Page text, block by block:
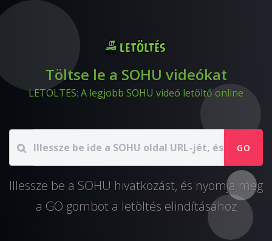
Töltse le a SOHU videókat
LETOLTES: A legjobb SOHU videó letöltő online
GO
Illessze be a SOHU hivatkozást, és nyomja meg
a GO gombot a letöltés elindításához